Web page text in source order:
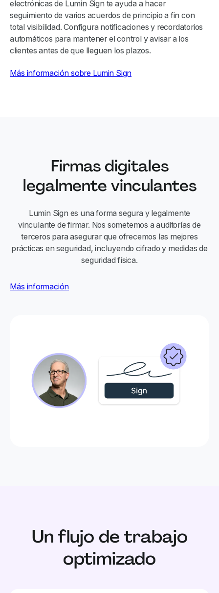
electrónicas de Lumin Sign te ayuda a hacer
seguimiento de varios acuerdos de principio a fin con
total visibilidad. Configura notificaciones y recordatorios
automáticos para mantener el control y avisar a los
clientes antes de que lleguen los plazos.
Más información sobre Lumin Sign
Firmas digitales
legalmente vinculantes
Lumin Sign es una forma segura y legalmente
vinculante de firmar. Nos sometemos a auditorías de
terceros para asegurar que ofrecemos las mejores
prácticas en seguridad, incluyendo cifrado y medidas de
seguridad física.
Más información
Un flujo de trabajo
optimizado